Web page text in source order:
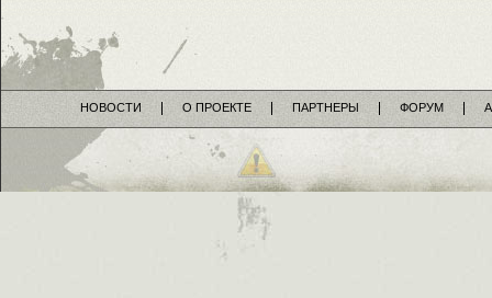
НОВОСТИ О ПРОЕКТЕ ПАРТНЕРЫ ФОРУМ